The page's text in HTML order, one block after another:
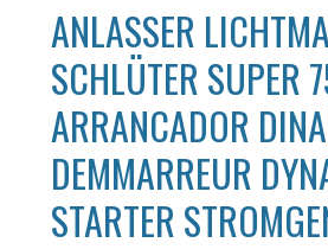
ANLASSER
SCHLÜTER SUPER
ARRANCADOR
DEMMARREUR
STARTER